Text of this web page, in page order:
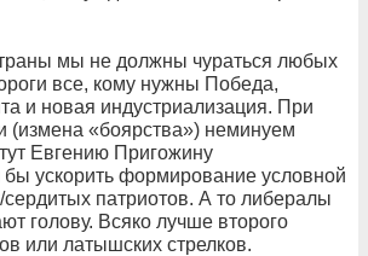
мы не должны чураться любых
все, кому нужны Победа,
и новая индустриализация. При
(измена «боярства») неминуем
Евгению Пригожину
ускорить формирование условной
сердитых патриотов. А то либералы
голову. Всяко лучше второго
или латышских стрелков.